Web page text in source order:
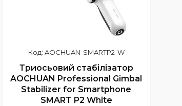
AOCHUAN-SMARTP2-W
Триосьовий стабілізатор
AOCHUAN Professional Gimbal
Stabilizer for Smartphone
SMART P2 White